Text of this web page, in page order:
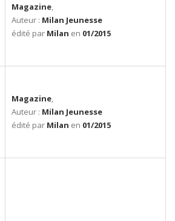
Magazine,
Auteur : Milan Jeunesse
édité par Milan en 01/2015
Magazine,
Auteur : Milan Jeunesse
édité par Milan en 01/2015